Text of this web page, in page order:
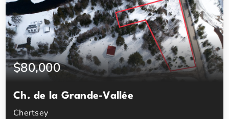
$80,000
Ch. de la Grande-Vallée
Chertsey